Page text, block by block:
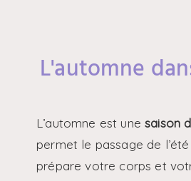
L'automne
L’automne est unesaison
permet le passage de l’été
prépare votre corps et